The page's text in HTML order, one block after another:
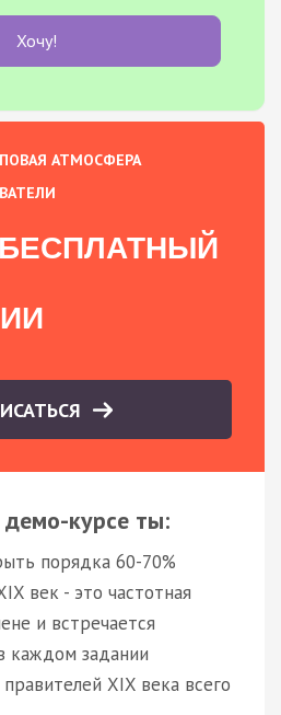
Хочу!
АТМОСФЕРА
БЕСПЛАТНЫЙ
курсе ты:
порядка 60-70%
век - это частотная
и встречается
каждом задании
XIX века всего